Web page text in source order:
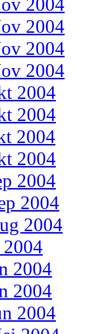
2004
2004
2004
2004
2004
2004
2004
2004
2004
2004
2004
2004
2004